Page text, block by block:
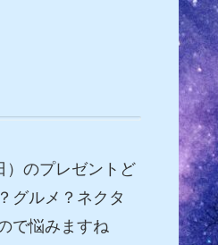
）のプレゼントど
グルメ？ネクタ
で悩みますね